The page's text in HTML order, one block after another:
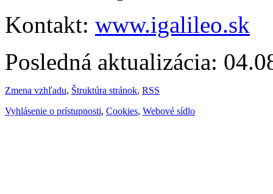
Kontakt: www.igalileo.sk
Posledná aktualizácia:
Zmena vzhľadu, Štruktúra stránok, RSS
Vyhlásenie o prístupnosti, Cookies, Webové sídlo